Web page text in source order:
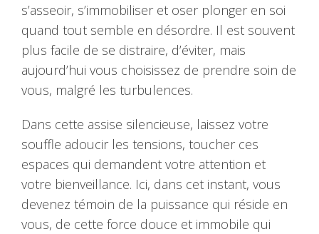
s’asseoir, s’immobiliser et oser plonger en soi
quand tout semble en désordre. Il est souvent
plus facile de se distraire, d’éviter, mais
aujourd’hui vous choisissez de prendre soin de
vous, malgré les turbulences.
Dans cette assise silencieuse, laissez votre
souffle adoucir les tensions, toucher ces
espaces qui demandent votre attention et
votre bienveillance. Ici, dans cet instant, vous
devenez témoin de la puissance qui réside en
vous, de cette force douce et immobile qui